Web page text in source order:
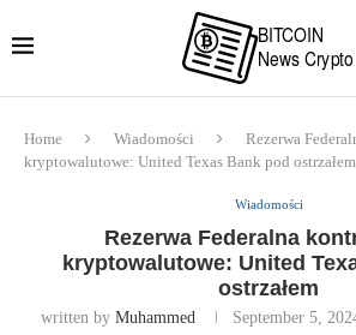
Home Wiadomości
Rezerwa
kryptowalutowe: United Texas Bank pod ostrzałem
Wiadomości
Rezerwa Federalna
kryptowalutowe: United
ostrzałem
written by Muhammed September 5,